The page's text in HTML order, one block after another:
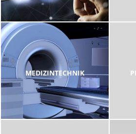
MEDIZINTECHNIK